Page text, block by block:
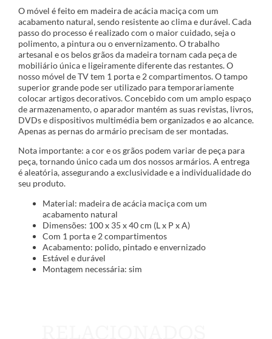
O móvel é feito em madeira de acácia maciça com um
acabamento natural, sendo resistente ao clima e durável. Cada
passo do processo é realizado com o maior cuidado, seja o
polimento, a pintura ou o envernizamento. O trabalho
artesanal e os belos grãos da madeira tornam cada peça de
mobiliário única e ligeiramente diferente das restantes. O
nosso móvel de TV tem 1 porta e 2 compartimentos. O tampo
superior grande pode ser utilizado para temporariamente
colocar artigos decorativos. Concebido com um amplo espaço
de armazenamento, o aparador mantém as suas revistas, livros,
DVDs e dispositivos multimédia bem organizados e ao alcance.
Apenas as pernas do armário precisam de ser montadas.
Nota importante: a cor e os grãos podem variar de peça para
peça, tornando único cada um dos nossos armários. A entrega
é aleatória, assegurando a exclusividade e a individualidade do
seu produto.
Material: madeira de acácia maciça com um
acabamento natural
Dimensões: 100 x 35 x 40 cm (L x P x A)
Com 1 porta e 2 compartimentos
Acabamento: polido, pintado e envernizado
Estável e durável
Montagem necessária: sim